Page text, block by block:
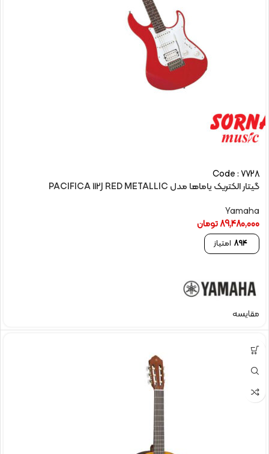
Code : 7728
گیتار الکتريک یاماها مدل PACIFICA 112J RED METALLIC
Yamaha
89,480,000تومان
894 امتیاز
مقایسه